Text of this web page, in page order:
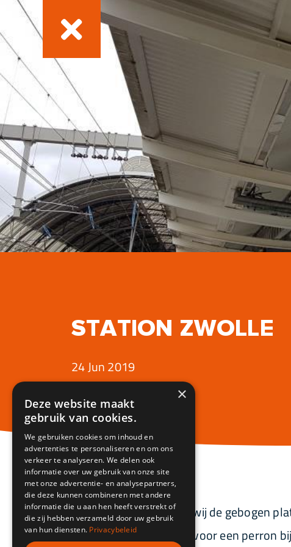
STATION ZWOLLE
24 Jun 2019
Voor een klant hebben wij de gebogen
platen vormen het dak voor een perron
×
Deze website maakt
gebruik van cookies.
We gebruiken cookies om inhoud en
advertenties te personaliseren en om ons
verkeer te analyseren. We delen ook
informatie over uw gebruik van onze site
met onze advertentie- en analysepartners,
die deze kunnen combineren met andere
informatie die u aan hen heeft verstrekt of
die zij hebben verzameld door uw gebruik
van hun diensten. Privacybeleid